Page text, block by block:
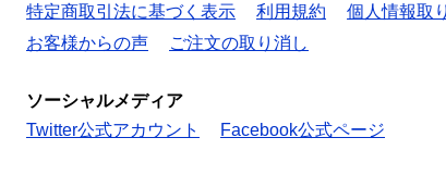
特定商取引法に基づく表示
利用規約 個人情報取
お客様からの声
ご注文の取り消し
ソーシャルメディア
Twitter公式アカウント
Facebook公式ページ